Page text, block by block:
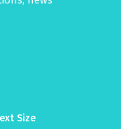
Size